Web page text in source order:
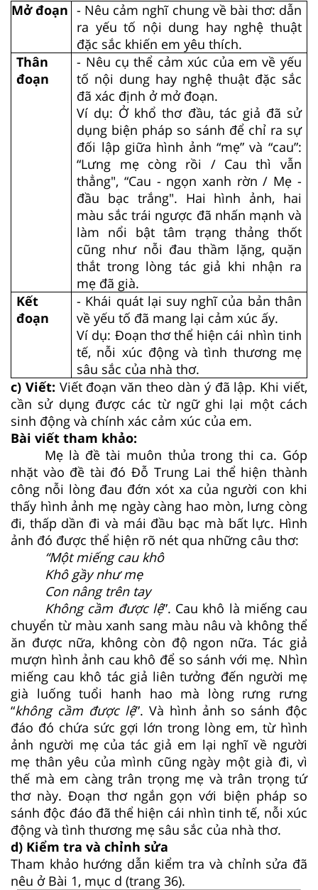
Mở đoạn - Nêu cảm nghĩ chung về bài thơ: dẫn
ra yếu tố nội dung hay nghệ thuật
đặc sắc khiến em yêu thích.
Thân
đoạn
- Nêu cụ thể cảm xúc của em về yếu
tố nội dung hay nghệ thuật đặc sắc
đã xác định ở mở đoạn.
Ví dụ: Ở khổ thơ đầu, tác giả đã sử
dụng biện pháp so sánh để chỉ ra sự
đối lập giữa hình ảnh “mẹ” và “cau”:
“Lưng mẹ còng rồi / Cau thì vẫn
thẳng", “Cau - ngọn xanh rờn / Mẹ -
đầu bạc trắng". Hai hình ảnh, hai
màu sắc trái ngược đã nhấn mạnh và
làm nổi bật tâm trạng thảng thốt
cũng như nỗi đau thầm lặng, quặn
thắt trong lòng tác giả khi nhận ra
mẹ đã già.
Kết
đoạn
- Khái quát lại suy nghĩ của bản thân
về yếu tố đã mang lại cảm xúc ấy.
Ví dụ: Đoạn thơ thể hiện cái nhìn tinh
tế, nỗi xúc động và tình thương mẹ
sâu sắc của nhà thơ.
c) Viết: Viết đoạn văn theo dàn ý đã lập. Khi viết,
cần sử dụng được các từ ngữ ghi lại một cách
sinh động và chính xác cảm xúc của em.
Bài viết tham khảo:
Mẹ là đề tài muôn thủa trong thi ca. Góp
nhặt vào đề tài đó Đỗ Trung Lai thể hiện thành
công nỗi lòng đau đớn xót xa của người con khi
thấy hình ảnh mẹ ngày càng hao mòn, lưng còng
đi, thấp dần đi và mái đầu bạc mà bất lực. Hình
ảnh đó được thể hiện rõ nét qua những câu thơ:
“Một miếng cau khô
Khô gầy như mẹ
Con nâng trên tay
Không cầm được lệ”. Cau khô là miếng cau
chuyển từ màu xanh sang màu nâu và không thể
ăn được nữa, không còn độ ngon nữa. Tác giả
mượn hình ảnh cau khô để so sánh với mẹ. Nhìn
miếng cau khô tác giả liên tưởng đến người mẹ
già luống tuổi hanh hao mà lòng rưng rưng
“không cầm được lệ”. Và hình ảnh so sánh độc
đáo đó chứa sức gợi lớn trong lòng em, từ hình
ảnh người mẹ của tác giả em lại nghĩ về người
mẹ thân yêu của mình cũng ngày một già đi, vì
thế mà em càng trân trọng mẹ và trân trọng tứ
thơ này. Đoạn thơ ngắn gọn với biện pháp so
sánh độc đáo đã thể hiện cái nhìn tinh tế, nỗi xúc
động và tình thương mẹ sâu sắc của nhà thơ.
d) Kiểm tra và chỉnh sửa
Tham khảo hướng dẫn kiểm tra và chỉnh sửa đã
nêu ở Bài 1, mục d (trang 36).